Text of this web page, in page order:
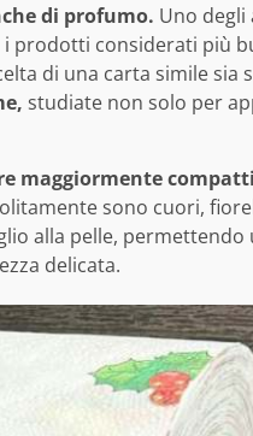
di profumo. Uno
prodotti considerati più
di una carta simile sia
studiate non solo per
maggiormente
sono cuori,
alla pelle,
delicata.